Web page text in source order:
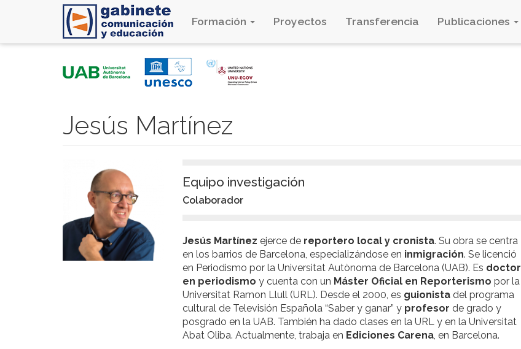
Formación Proyectos Transferencia Publicaciones
Jesús Martínez
Equipo investigación
Colaborador
Jesús Martínez ejerce de reportero local y cronista. Su obra se centra
en los barrios de Barcelona, especializándose en inmigración. Se licenció
en Periodismo por la Universitat Autònoma de Barcelona (UAB). Es doctor
en periodismo y cuenta con un Máster Oficial en Reporterismo por la
Universitat Ramon Llull (URL). Desde el 2000, es guionista del programa
cultural de Televisión Española “Saber y ganar” y profesor de grado y
posgrado en la UAB. También ha dado clases en la URL y en la Universitat
Abat Oliba. Actualmente, trabaja en Ediciones Carena, en Barcelona.